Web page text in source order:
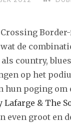
de
country,
op het
hun poging om
Lafarge & The
even groot en